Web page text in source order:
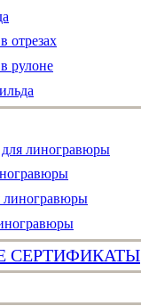
отрезах
рулоне
линогравюры
линогравюры
СЕРТИФИКАТЫ